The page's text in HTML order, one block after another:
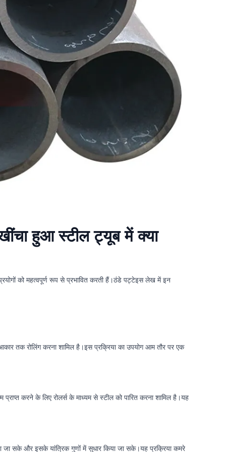
हुआ स्टील ट्यूब में क्या
को महत्वपूर्ण रूप से प्रभावित करती हैं।ठंडे पट्टेइस लेख में इन
तक रोलिंग करना शामिल है।इस प्रक्रिया का उपयोग आम तौर पर एक
करने के लिए रोलर्स के माध्यम से स्टील को पारित करना शामिल है।यह
जा सके और इसके यांत्रिक गुणों में सुधार किया जा सके।यह प्रक्रिया कमरे